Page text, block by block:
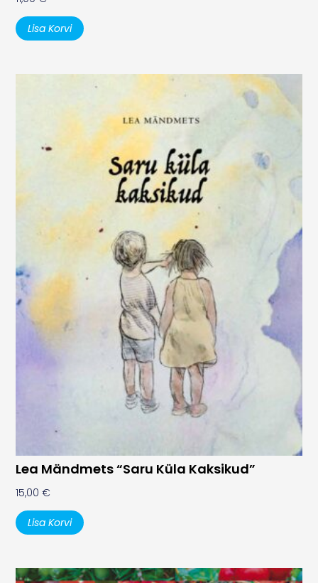
Lisa Korvi
Lea Mändmets “Saru Küla Kaksikud”
15,00€
Lisa Korvi